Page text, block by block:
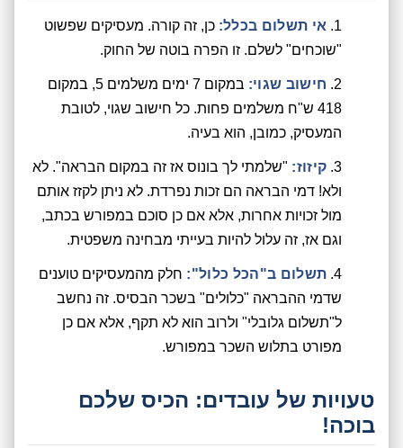
אי תשלום בכלל: כן, זה קורה. מעסיקים שפשוט
"שוכחים" לשלם. זו הפרה בוטה של החוק.
חישוב שגוי:
במקום 7 ימים משלמים 5, במקום
418 ש"ח משלמים פחות. כל חישוב שגוי, לטובת
המעסיק, כמובן, הוא בעיה.
קיזוז: "שלמתי לך בונוס אז זה במקום הבראה". לא
ולא! דמי הבראה הם זכות נפרדת. לא ניתן לקזז אותם
מול זכויות אחרות, אלא אם כן סוכם במפורש בכתב,
וגם אז, זה עלול להיות בעייתי מבחינה משפטית.
תשלום ב"הכל כלול": חלק מהמעסיקים טוענים
שדמי ההבראה "כלולים" בשכר הבסיס. זה נחשב
ל"תשלום גלובלי" ולרוב הוא לא תקף, אלא אם כן
מפורט בתלוש השכר במפורש.
טעויות של עובדים: הכיס שלכם
בוכה!